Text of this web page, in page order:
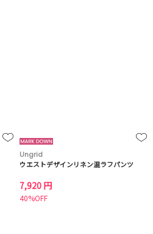
Ungrid
ウエストデザインリネン混ラフパンツ
7,920 円
40%OFF